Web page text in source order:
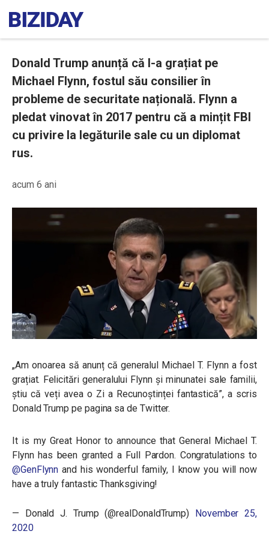
Donald Trump anunță că l-a grațiat pe
Michael Flynn, fostul său consilier în
probleme de securitate națională. Flynn a
pledat vinovat în 2017 pentru că a mințit FBI
cu privire la legăturile sale cu un diplomat
rus.
acum 6 ani
„Am onoarea să anunț că generalul Michael T. Flynn a fost
grațiat. Felicitări generalului Flynn și minunatei sale familii,
știu că veți avea o Zi a Recunoștinței fantastică”, a scris
Donald Trump pe pagina sa de Twitter.
It is my Great Honor to announce that General Michael T.
Flynn has been granted a Full Pardon. Congratulations to
@GenFlynn and his wonderful family, I know you will now
have a truly fantastic Thanksgiving!
— Donald J. Trump (@realDonaldTrump) November 25,
2020